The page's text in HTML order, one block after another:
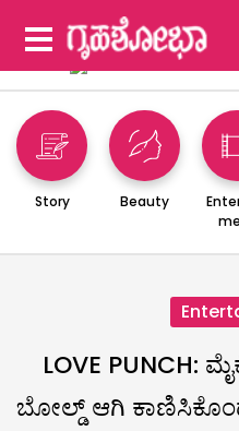
Story Beauty
LOVE PUNCH:
ಬೋಲ್ಡ್ ಆಗಿ